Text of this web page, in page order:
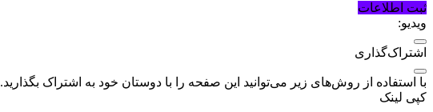
محصولات کرومی
ثبت اطلاعات
ویدیو:
اشتراک‌گذاری
با استفاده از روش‌های زیر می‌توانید این صفحه را با دوستان خود به اشتراک بگذارید.
کپی لینک